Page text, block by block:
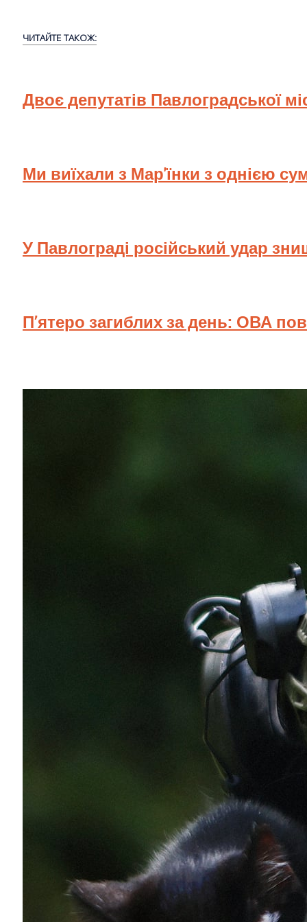
ЧИТАЙТЕ ТАКОЖ:
Двоє депутатів Павлоградської
Ми виїхали з Мар'їнки з однією
У Павлограді російський удар
П’ятеро загиблих за день: ОВА